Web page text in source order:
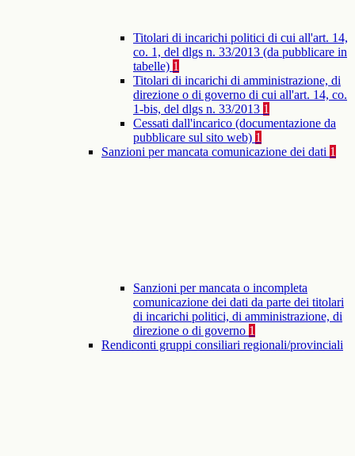
Titolari di incarichi politici di cui all'art. 14,
co. 1, del dlgs n. 33/2013 (da pubblicare in
tabelle) 1
Titolari di incarichi di amministrazione, di
direzione o di governo di cui all'art. 14, co.
1-bis, del dlgs n. 33/2013 1
Cessati dall'incarico (documentazione da
pubblicare sul sito web) 1
Sanzioni per mancata comunicazione dei dati 1
Sanzioni per mancata o incompleta
comunicazione dei dati da parte dei titolari
di incarichi politici, di amministrazione, di
direzione o di governo 1
Rendiconti gruppi consiliari regionali/provinciali